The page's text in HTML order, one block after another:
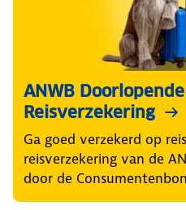
ANWB Doorlopende
Reisverzekering
Ga goed verzekerd op
reisverzekering van de
door de